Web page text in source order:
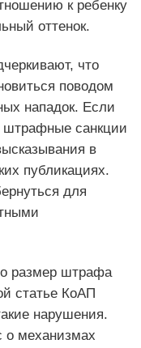
к ребенку
оттенок.
что
поводом
нападок. Если
штрафные санкции
в
публикациях.
для
размер штрафа
статье КоАП
нарушения.
о механизмах